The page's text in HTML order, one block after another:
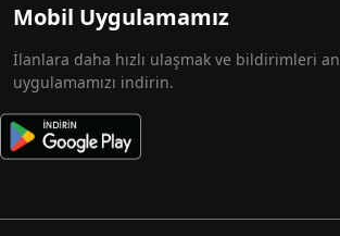
Mobil Uygulamamız
İlanlara daha hızlı ulaşmak ve bildirimleri
uygulamamızı indirin.